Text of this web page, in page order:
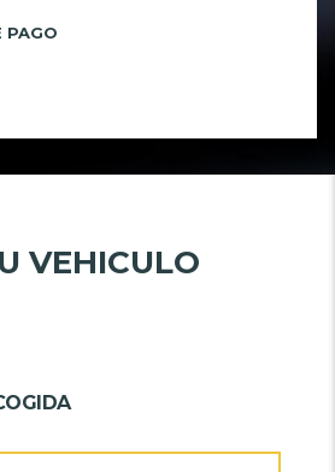
PAGO
VEHICULO